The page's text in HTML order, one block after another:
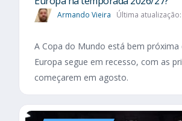
Armando Vieira Última
A Copa do Mundo está bem próxima
Europa segue em recesso, com as
começarem em agosto.